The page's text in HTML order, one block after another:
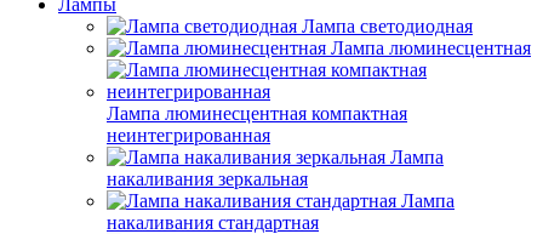
Лампы
Лампа светодиодная
Лампа люминесцентная
Лампа люминесцентная компактная
неинтегрированная
Лампа
накаливания зеркальная
Лампа
накаливания стандартная